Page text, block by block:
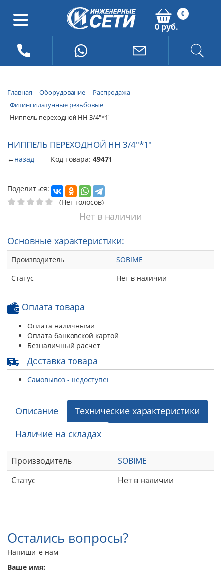
0
0 руб.
Главная Оборудование
Распродажа
Фитинги латунные резьбовые
Ниппель переходной НН 3/4"*1"
НИППЕЛЬ ПЕРЕХОДНОЙ НН 3/4"*1"
←назад Код товара: 49471
Поделиться:
(Нет голосов)
Нет в наличии
Основные характеристики:
Производитель
SOBIME
Статус
Нет в наличии
Оплата товара
Оплата наличными
Оплата банковской картой
Безналичный расчет
Доставка товара
Самовывоз - недоступен
Описание
Технические характеристики
Наличие на складах
Производитель
SOBIME
Статус
Нет в наличии
Остались вопросы?
Напишите нам
Ваше имя: